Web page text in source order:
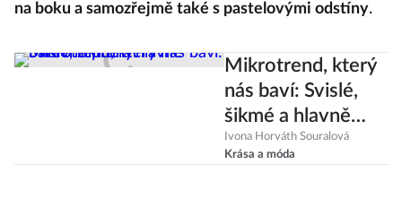
na boku a samozřejmě také s pastelovými odstíny.
Mikrotrend, který
nás baví: Svislé,
šikmé a hlavně
barevné pruhy!
Ivona Horváth Souralová
Krása a móda